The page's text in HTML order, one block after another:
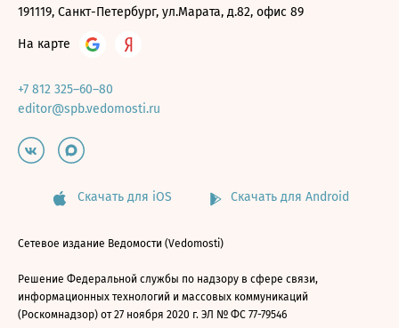
191119, Санкт-Петербург, ул.Марата, д.82, офис 89
На карте
+7 812 325–60–80
editor@spb.vedomosti.ru
Скачать для iOS Скачать для Android
Сетевое издание Ведомости (Vedomosti)
Решение Федеральной службы по надзору в сфере связи,
информационных технологий и массовых коммуникаций
(Роскомнадзор) от 27 ноября 2020 г. ЭЛ № ФС 77-79546